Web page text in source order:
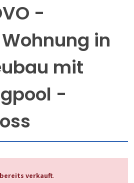
-
in
mit
-
bereits verkauft.